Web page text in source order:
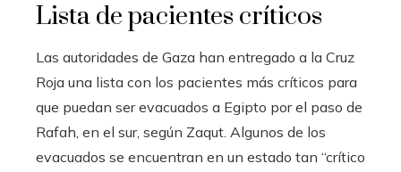
Lista de pacientes críticos
Las autoridades de Gaza han entregado a la Cruz
Roja una lista con los pacientes más críticos para
que puedan ser evacuados a Egipto por el paso de
Rafah, en el sur, según Zaqut. Algunos de los
evacuados se encuentran en un estado tan “crítico